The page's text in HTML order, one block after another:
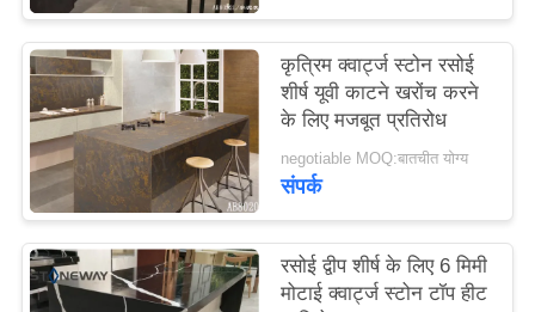
कृत्रिम क्वार्ट्ज स्टोन रसोई
शीर्ष यूवी काटने खरोंच करने
के लिए मजबूत प्रतिरोध
negotiable MOQ:बातचीत योग्य
संपर्क
रसोई द्वीप शीर्ष के लिए 6 मिमी
मोटाई क्वार्ट्ज स्टोन टॉप हीट